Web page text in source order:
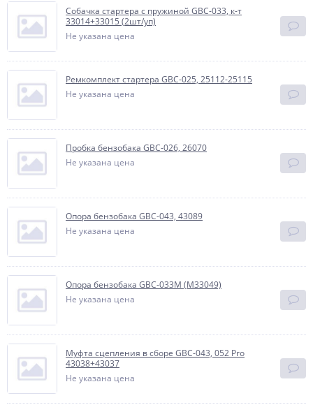
Собачка стартера с пружиной GBC-033, к-т
33014+33015 (2шт/уп)
Не указана цена
Ремкомплект стартера GBC-025, 25112-25115
Не указана цена
Пробка бензобака GBC-026, 26070
Не указана цена
Опора бензобака GBC-043, 43089
Не указана цена
Опора бензобака GBC-033М (М33049)
Не указана цена
Муфта сцепления в сборе GBC-043, 052 Pro
43038+43037
Не указана цена